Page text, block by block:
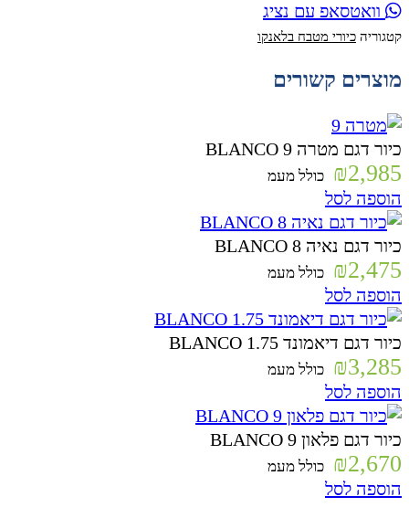
וואטסאפ עם נציג
קטגוריה כיורי מטבח בלאנקו
מוצרים קשורים
כיור דגם מטרה BLANCO 9
₪2,985 כולל מעמ
הוספה לסל
כיור דגם נאיה BLANCO 8
₪2,475 כולל מעמ
הוספה לסל
כיור דגם דיאמונד BLANCO 1.75
₪3,285 כולל מעמ
הוספה לסל
כיור דגם פלאון BLANCO 9
₪2,670 כולל מעמ
הוספה לסל